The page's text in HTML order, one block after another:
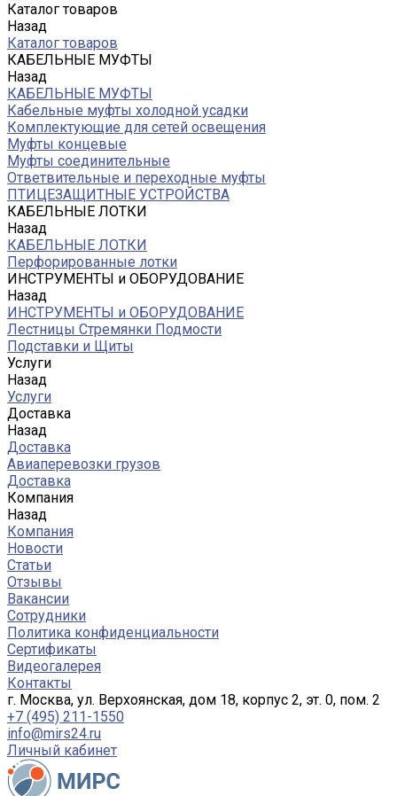
Каталог товаров
Назад
Каталог товаров
КАБЕЛЬНЫЕ МУФТЫ
Назад
КАБЕЛЬНЫЕ МУФТЫ
Кабельные муфты холодной усадки
Комплектующие для сетей освещения
Муфты концевые
Муфты соединительные
Ответвительные и переходные муфты
ПТИЦЕЗАЩИТНЫЕ УСТРОЙСТВА
КАБЕЛЬНЫЕ ЛОТКИ
Назад
КАБЕЛЬНЫЕ ЛОТКИ
Перфорированные лотки
ИНСТРУМЕНТЫ и ОБОРУДОВАНИЕ
Назад
ИНСТРУМЕНТЫ и ОБОРУДОВАНИЕ
Лестницы Стремянки Подмости
Подставки и Щиты
Услуги
Назад
Услуги
Доставка
Назад
Доставка
Авиаперевозки грузов
Доставка
Компания
Назад
Компания
Новости
Статьи
Отзывы
Вакансии
Сотрудники
Политика конфиденциальности
Сертификаты
Видеогалерея
Контакты
г. Москва, ул. Верхоянская, дом 18, корпус 2, эт. 0, пом. 2
+7 (495) 211-1550
info@mirs24.ru
Личный кабинет